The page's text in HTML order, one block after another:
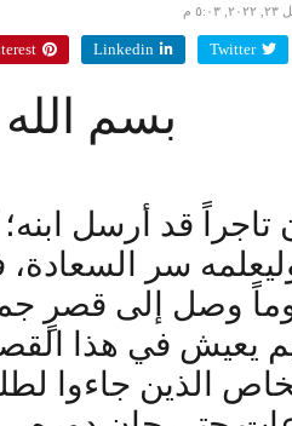
٥:٠٣ م
Twitter
Linkedin
بسم
تاجراً قد أرسل
وليعلمه سر
وصل إلى قصرٍ
يعيش في هذا
الذين جاءوا